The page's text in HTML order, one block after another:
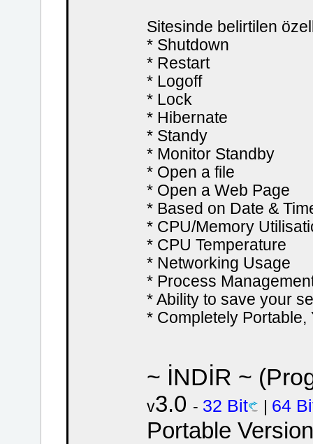
Sitesinde belirtilen
* Shutdown
* Restart
* Logoff
* Lock
* Hibernate
* Standy
* Monitor Standby
* Open a file
* Open a Web Page
* Based on Date &
* CPU/Memory
* CPU Temperature
* Networking Usage
* Process
* Ability to save your
* Completely Portable,
~ İNDİR ~
v3.0 - 32 Bit 64
Portable